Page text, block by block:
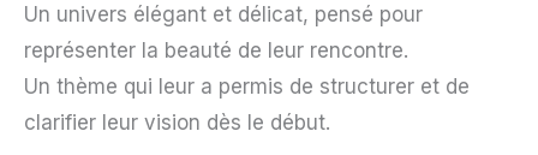
Un univers élégant et délicat, pensé pour
représenter la beauté de leur rencontre.
Un thème qui leur a permis de structurer et de
clarifier leur vision dès le début.